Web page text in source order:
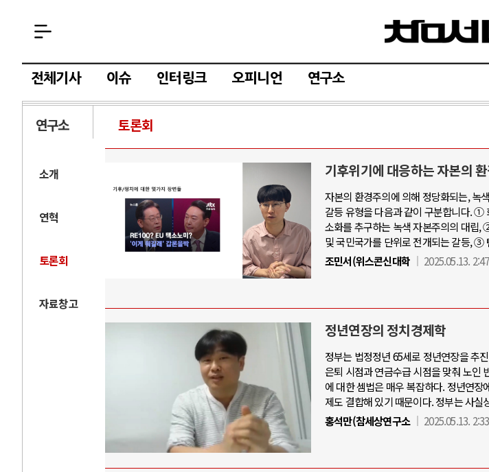
전체기사 이슈 인터링크 오피니언 연구소
연구소 토론회
소개
연혁
토론회
자료창고
기후위기에 대응하는 자본의
자본의 환경주의에 의해 정당화되는, 녹
갈등 유형을 다음과 같이 구분합니다. ①
소화를 추구하는 녹색 자본주의의 대립
및 국민국가를 단위로 전개되는 갈등, ③
조민서(위스콘신대학
2025.05.13. 2:47
정년연장의 정치경제학
정부는 법정정년 65세로 정년연장을 추
은퇴 시점과 연금수급 시점을 맞춰 노인
에 대한 셈법은 매우 복잡하다. 정년연
제도 결합해 있기 때문이다. 정부는 사실
홍석만(참세상연구소
2025.05.13. 2:33
중국 AI, 저가 공세로 글로벌 토큰 시..
AI 국부펀드 구상 놓고 미국 진보진영 ..
러시아-우크라이나 전쟁
전쟁의 추상화: 우크라이나, 대리전의 역..
EU·우크라이나 드론 협력 직후, 러시아..
호르
호
이